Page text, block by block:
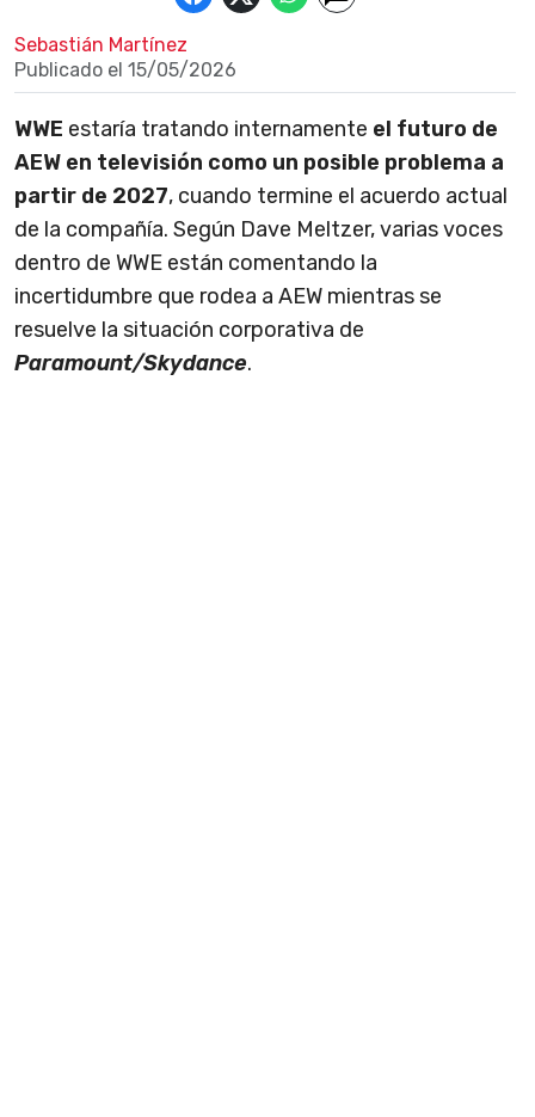
Sebastián Martínez
Publicado el 15/05/2026
WWE estaría tratando internamente el futuro de
AEW en televisión como un posible problema a
partir de 2027, cuando termine el acuerdo actual
de la compañía. Según Dave Meltzer, varias voces
dentro de WWE están comentando la
incertidumbre que rodea a AEW mientras se
resuelve la situación corporativa de
Paramount/Skydance.